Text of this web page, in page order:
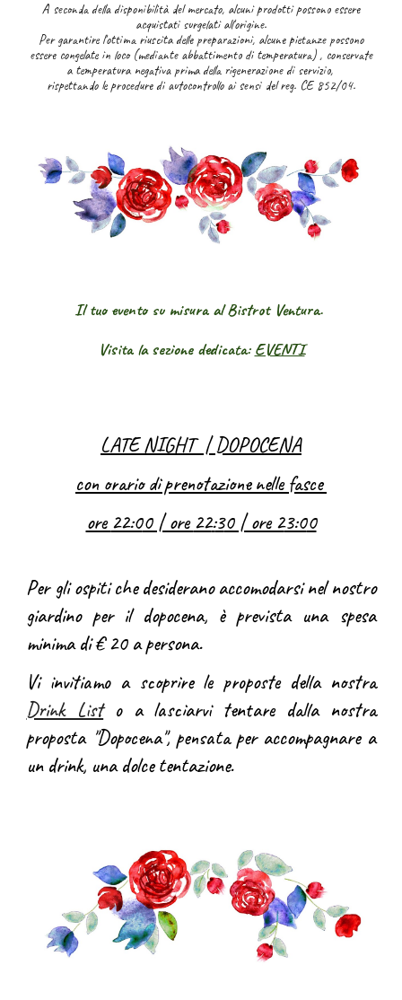
A seconda della disponibilità del mercato, alcuni prodotti possono essere
acquistati surgelati all'origine.
Per garantire l'ottima riuscita delle preparazioni, alcune pietanze possono
essere congelate in loco (mediante abbattimento di temperatura) , conservate
a temperatura negativa prima della rigenerazione di servizio,
rispettando le procedure di autocontrollo ai sensi del reg. CE 852/04.
Il tuo evento su misura al Bistrot Ventura.
Visita la sezione dedicata: EVENTI
LATE NIGHT|DOPOCENA
con orario di prenotazione nelle fasce
ore22:00 | ore22:30 | ore 23:00
Per gli ospiti che desiderano accomodarsi nel nostro
giardino per il dopocena, è prevista una spesa
minima di € 20 a persona.
Vi invitiamo a scoprire le proposte della nostra
Drink Listo a lasciarvi tentare dalla nostra
proposta"Dopocena", pensata per accompagnare a
un drink, una dolce tentazione.